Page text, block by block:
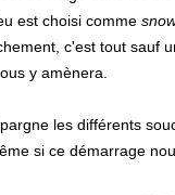
est choisi comme
c'est tout sauf
y amènera.
les différents
si ce démarrage